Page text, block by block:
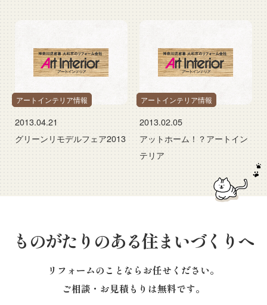
アートインテリア情報
2013.04.21
グリーンリモデルフェア2013
アートインテリア情報
2013.02.05
アットホーム！？アートイン
テリア
ものがたりのある住まいづくりへ
リフォームのことならお任せください。
ご相談・お見積もりは無料です。